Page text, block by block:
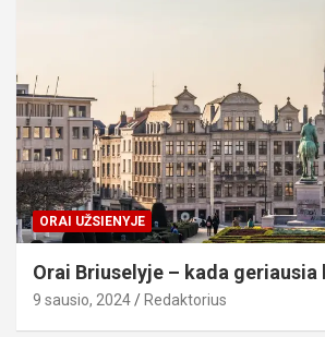
ORAI UŽSIENYJE
Orai Briuselyje – kada geriausia
9 sausio, 2024 Redaktorius